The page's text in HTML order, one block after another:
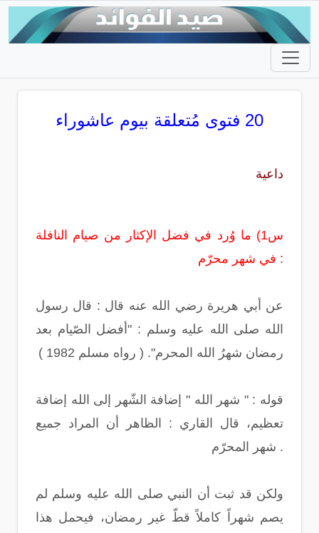
20 فتوى مُتعلقة بيوم عاشوراء
داعية
س1) ما وُرد في فضل الإكثار من صيام النافلة
في شهر محرّم :
عن أبي هريرة رضي الله عنه قال : قال رسول
الله صلى الله عليه وسلم : "أفضل الصّيام بعد
رمضان شهرُ الله المحرم". ( رواه مسلم 1982 )
قوله : " شهر الله " إضافة الشّهر إلى الله إضافة
تعظيم، قال القاري : الظاهر أن المراد جميع
شهر المحرّم .
ولكن قد ثبت أن النبي صلى الله عليه وسلم لم
يصم شهراً كاملاً قطّ غير رمضان، فيحمل هذا